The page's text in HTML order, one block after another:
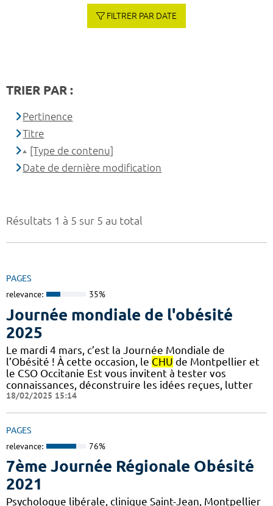
Résultats 1 à 5 sur 5 au total
PAGES
relevance: 35%
Journée mondiale de l'obésité
2025
Le mardi 4 mars, c’est la Journée Mondiale de
l’Obésité ! À cette occasion, le CHU de Montpellier et
le CSO Occitanie Est vous invitent à tester vos
connaissances, déconstruire les idées reçues, lutter
18/02/2025 15:14
PAGES
relevance: 76%
7ème Journée Régionale Obésité
2021
Psychologue libérale, clinique Saint-Jean, Montpellier
FILTRER PAR DATE
TRIER PAR :
Pertinence
Titre
[Type de contenu]
Date de dernière modification